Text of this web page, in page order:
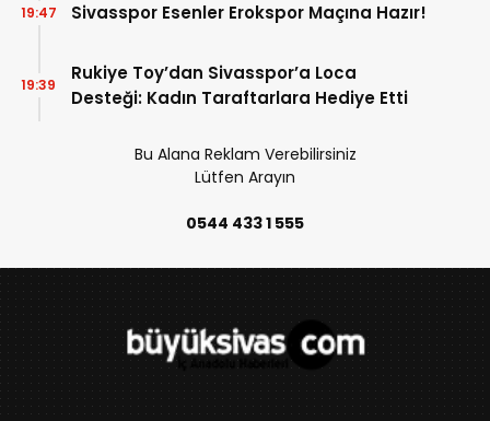
Sivasspor Esenler Erokspor Maçına Hazır!
19:47
Rukiye Toy’dan Sivasspor’a Loca
Desteği: Kadın Taraftarlara Hediye Etti
19:39
Bu Alana Reklam Verebilirsiniz
Lütfen Arayın
0544 433 1 555